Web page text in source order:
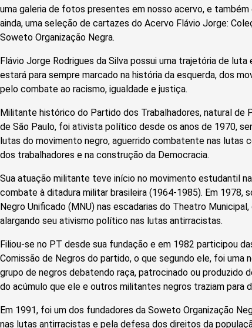
uma galeria de fotos presentes em nosso acervo, e também
ainda, uma seleção de cartazes do Acervo Flávio Jorge:
Soweto Organização Negra.
Flávio Jorge Rodrigues da Silva possui uma trajetória de
estará para sempre marcado na história da esquerda, dos
pelo combate ao racismo, igualdade e justiça.
Militante histórico do Partido dos Trabalhadores, natural de
de São Paulo, foi ativista político desde os anos de 1970,
lutas do movimento negro, aguerrido combatente nas lutas
dos trabalhadores e na construção da Democracia.
Sua atuação militante teve início no movimento estudantil
combate à ditadura militar brasileira (1964-1985). Em 1978,
Negro Unificado (MNU) nas escadarias do Theatro
alargando seu ativismo político nas lutas antirracistas.
Filiou-se no PT desde sua fundação e em 1982 participou
Comissão de Negros do partido, o que segundo ele, foi uma
grupo de negros debatendo raça, patrocinado ou produzido
do acúmulo que ele e outros militantes negros traziam para
Em 1991, foi um dos fundadores da Soweto Organização
nas lutas antirracistas e pela defesa dos direitos da